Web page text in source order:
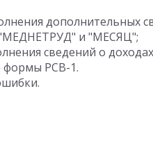
дополнительных
и "МЕСЯЦ";
сведений о
формы РСВ-1.